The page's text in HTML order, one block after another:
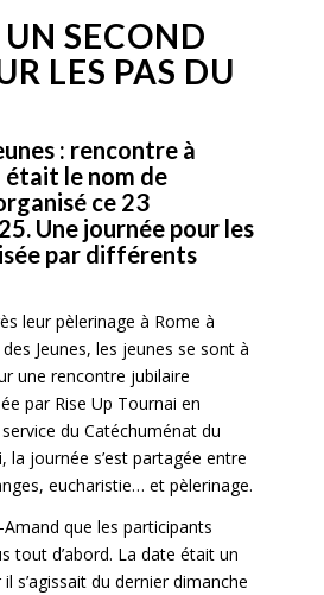
SECOND
LES PAS DU
: rencontre à
était le nom de
ce 23
Une journée pour les
par différents
leur pèlerinage à Rome à
des Jeunes, les jeunes se sont à
une rencontre jubilaire
par Rise Up Tournai en
du Catéchuménat du
la journée s’est partagée entre
eucharistie… et pèlerinage.
Amand que les participants
tout d’abord. La date était un
s’agissait du dernier dimanche